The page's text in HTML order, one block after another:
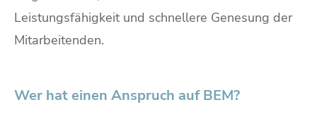
Leistungsfähigkeit und schnellere Genesung der
Mitarbeitenden.
Wer hat einen Anspruch auf BEM?